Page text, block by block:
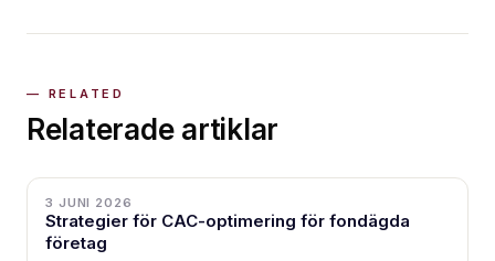
Relaterade artiklar
3 JUNI 2026
Strategier för CAC-optimering för fondägda
företag